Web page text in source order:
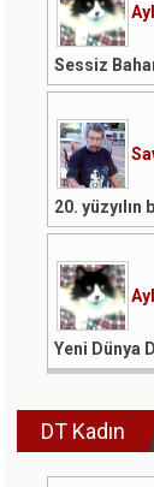
Sessiz
20. yüzyılın
Yeni Dünya
DT Kadın